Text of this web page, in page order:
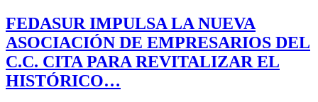
FEDASUR IMPULSA LA NUEVA
ASOCIACIÓN DE EMPRESARIOS DEL
C.C. CITA PARA REVITALIZAR EL
HISTÓRICO…